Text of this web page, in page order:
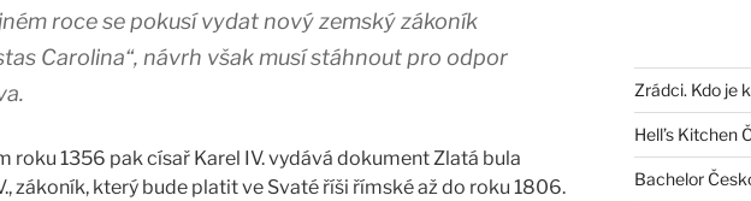
roce se pokusí vydat nový zemský zákoník
Carolina“, návrh však musí stáhnout pro odpor
roku 1356 pak císař Karel IV. vydává dokument Zlatá bula
zákoník, který bude platit ve Svaté říši římské až do roku 1806.
Zrádci. Kdo je
Hell’s Kitchen
Bachelor